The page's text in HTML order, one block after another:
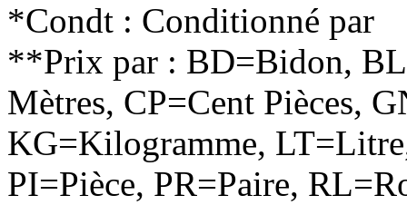
*Condt : Conditionné par
**Prix par : BD=Bidon,
Mètres, CP=Cent Pièces,
KG=Kilogramme,
PI=Pièce, PR=Paire,